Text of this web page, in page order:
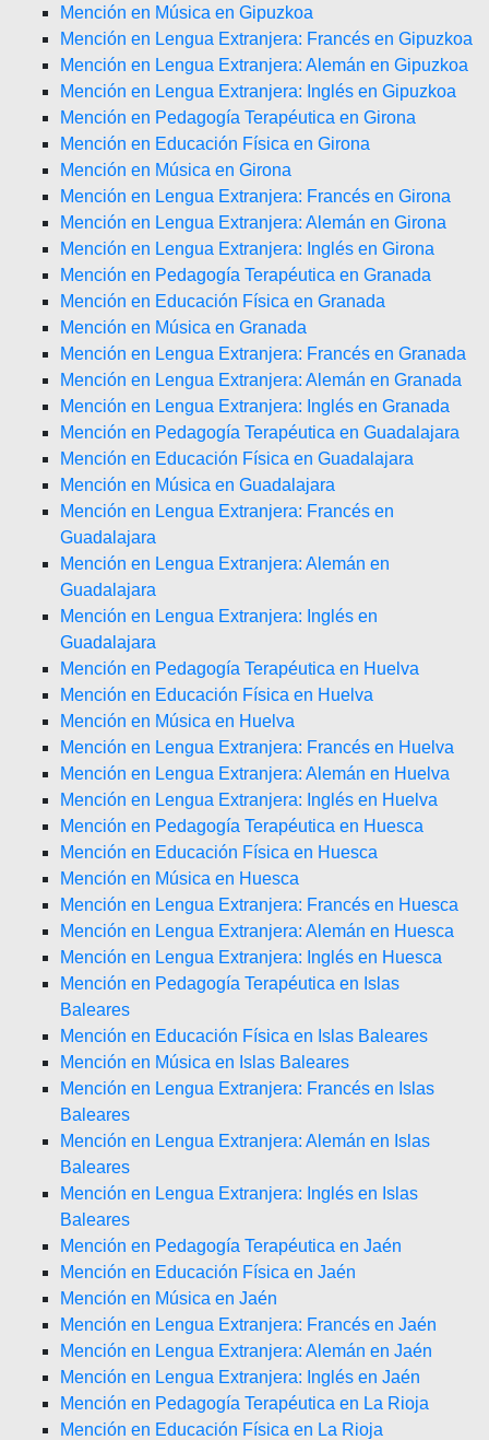
Mención en Música en Gipuzkoa
Mención en Lengua Extranjera: Francés en Gipuzkoa
Mención en Lengua Extranjera: Alemán en Gipuzkoa
Mención en Lengua Extranjera: Inglés en Gipuzkoa
Mención en Pedagogía Terapéutica en Girona
Mención en Educación Física en Girona
Mención en Música en Girona
Mención en Lengua Extranjera: Francés en Girona
Mención en Lengua Extranjera: Alemán en Girona
Mención en Lengua Extranjera: Inglés en Girona
Mención en Pedagogía Terapéutica en Granada
Mención en Educación Física en Granada
Mención en Música en Granada
Mención en Lengua Extranjera: Francés en Granada
Mención en Lengua Extranjera: Alemán en Granada
Mención en Lengua Extranjera: Inglés en Granada
Mención en Pedagogía Terapéutica en Guadalajara
Mención en Educación Física en Guadalajara
Mención en Música en Guadalajara
Mención en Lengua Extranjera: Francés en
Guadalajara
Mención en Lengua Extranjera: Alemán en
Guadalajara
Mención en Lengua Extranjera: Inglés en
Guadalajara
Mención en Pedagogía Terapéutica en Huelva
Mención en Educación Física en Huelva
Mención en Música en Huelva
Mención en Lengua Extranjera: Francés en Huelva
Mención en Lengua Extranjera: Alemán en Huelva
Mención en Lengua Extranjera: Inglés en Huelva
Mención en Pedagogía Terapéutica en Huesca
Mención en Educación Física en Huesca
Mención en Música en Huesca
Mención en Lengua Extranjera: Francés en Huesca
Mención en Lengua Extranjera: Alemán en Huesca
Mención en Lengua Extranjera: Inglés en Huesca
Mención en Pedagogía Terapéutica en Islas
Baleares
Mención en Educación Física en Islas Baleares
Mención en Música en Islas Baleares
Mención en Lengua Extranjera: Francés en Islas
Baleares
Mención en Lengua Extranjera: Alemán en Islas
Baleares
Mención en Lengua Extranjera: Inglés en Islas
Baleares
Mención en Pedagogía Terapéutica en Jaén
Mención en Educación Física en Jaén
Mención en Música en Jaén
Mención en Lengua Extranjera: Francés en Jaén
Mención en Lengua Extranjera: Alemán en Jaén
Mención en Lengua Extranjera: Inglés en Jaén
Mención en Pedagogía Terapéutica en La Rioja
Mención en Educación Física en La Rioja